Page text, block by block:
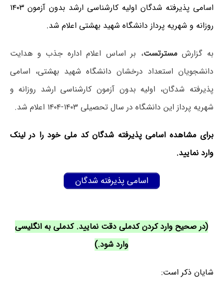
اسامی پذیرفته‌ شدگان اولیه کارشناسی ارشد بدون آزمون ۱۴۰۳
روزانه و شهریه پرداز دانشگاه شهید بهشتی اعلام شد.
به گزارشمسترتست، بر اساس اعلام اداره جذب و هدایت
دانشجویان استعداد درخشان دانشگاه شهید بهشتی، اسامی
پذیرفته شدگان، اولیه بدون آزمون کارشناسی ارشد روزانه و
شهریه پرداز این دانشگاه در سال تحصیلی ۱۴۰۳-۱۴۰۴ اعلام شد.
برای مشاهده اسامی پذیرفته شدگان کد ملی خود را در لینک
وارد نمایید.
اسامی پذیرفته شدگان
(در صحیح وارد کردن کدملی دقت نمایید. کدملی به انگلیسی
وارد شود.)
شایان ذکر است: